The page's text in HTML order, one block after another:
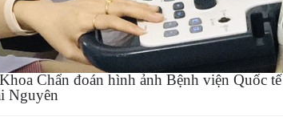
Chẩn đoán hình ảnh Bệnh viện Quốc tế
Nguyên